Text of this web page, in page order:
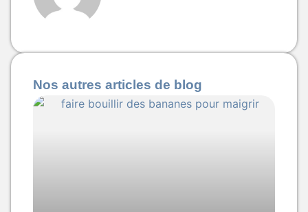
Nos autres articles de blog